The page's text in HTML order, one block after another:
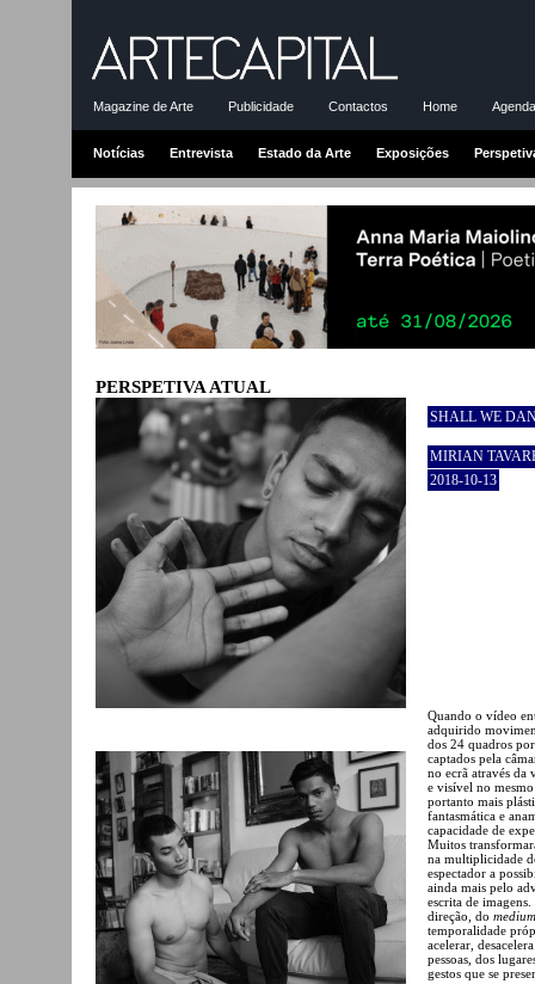
Magazine de Arte Publicidade Contactos Home
Notícias Entrevista Estado da Arte Exposições
PERSPETIVA ATUAL
SHALL WE
MIRIAN
2018-10-13
Quando o vídeo
adquirido
dos 24 quadros
captados pela
no ecrã através da
e visível no
portanto mais
fantasmática e
capacidade de
Muitos
na multiplicidade
espectador a
ainda mais pelo
escrita de
direção, do medium
temporalidade
acelerar,
pessoas, dos
gestos que se